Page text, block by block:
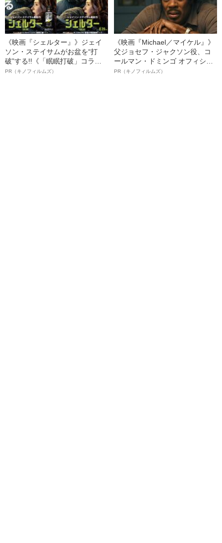
《映画『シェルター』》ジェイ
ソン・ステイサムがお盆を“打
破”する!!《「眠眠打破」コラ
ボ》
PR（キノフィルムズ）
《映画『Michael／マイケル』》
父ジョセフ・ジャクソン役、コ
ールマン・ドミンゴ オフィシャ
ルインタビュー“観客を魅了した
PR（キノフィルムズ）